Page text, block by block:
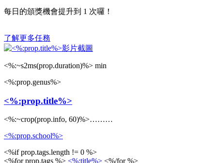
每日的頒獎機會提升到 1 次囉！
了解更多任務
<%:~s2ms(prop.duration)%> min
<%:prop.genus%>
<%:prop.title%>
<%:~crop(prop.info, 60)%>………
<%:prop.school%>
<%if prop.tags.length != 0 %>
<%for prop.tags %> <%:title%> <%/for %>